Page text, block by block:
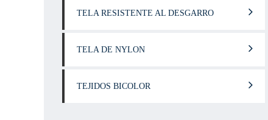
TELA RESISTENTE AL DESGARRO
TELA DE NYLON
TEJIDOS BICOLOR